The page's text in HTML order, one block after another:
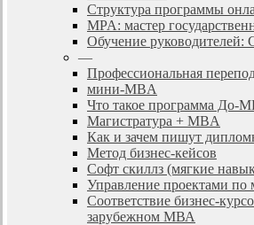
Cтруктура программы
MPA: мастер
Обучение руководителей:
—
Профессиональная
мини-MBA
Что такое программа До-
Магистратура + MBA
Как и зачем пишут
Метод бизнес-кейсов
Софт скиллз (мягкие
Управление проектами по
Соответствие бизнес-
зарубежном МВА